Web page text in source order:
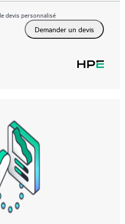
devis personnalisé
Demander un devis